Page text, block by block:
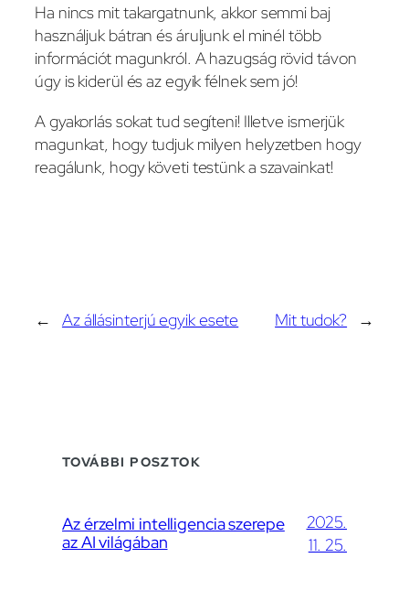
Ha nincs mit takargatnunk, akkor semmi baj
használjuk bátran és áruljunk el minél több
információt magunkról. A hazugság rövid távon
úgy is kiderül és az egyik félnek sem jó!
A gyakorlás sokat tud segíteni! Illetve ismerjük
magunkat, hogy tudjuk milyen helyzetben hogy
reagálunk, hogy követi testünk a szavainkat!
← Az állásinterjú egyik esete Mit tudok? →
TOVÁBBI POSZTOK
Az érzelmi intelligencia szerepe
az AI világában
2025.
11. 25.